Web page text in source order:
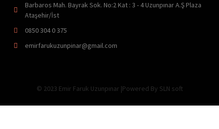
Barbaros Mah. Bayrak Sok. No:2 Kat : 3 - 4 Uzunpınar A.Ş Plaza
Ataşehir/İst
0850 304 0 375
emirfarukuzunpinar@gmail.com
© 2023 Emir Faruk Uzunpınar |Powered By SLN soft